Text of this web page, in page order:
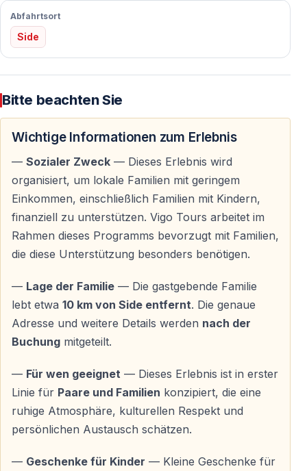
Im Mittelpunkt stehen gemeinsames Essen, Teilen und
Gespräche.
Menüüberblick
Alle Speisen werden frisch im Haus der Familie nach
traditionellen Rezepten zubereitet.
— Verschiedene Vorspeisen (Meze)
— Türkische Hauptgerichte
— Dessert
— Alkoholfreie Getränke inklusive
Diätwünsche
Vegetarische, vegane oder andere spezielle
Ernährungsbedürfnisse können bei vorheriger
Anmeldung berücksichtigt werden.
Tourprogramm und Organisation
Transport
— Anreiseselbstständig mit dem Taxi
Abfahrtsort
Side
Bitte beachten Sie
Wichtige Informationen zum Erlebnis
— Sozialer Zweck — Dieses Erlebnis wird
organisiert, um lokale Familien mit geringem
Einkommen, einschließlich Familien mit Kindern,
finanziell zu unterstützen. Vigo Tours arbeitet im
Rahmen dieses Programms bevorzugt mit Familien,
die diese Unterstützung besonders benötigen.
— Lage der Familie — Die gastgebende Familie
lebt etwa 10 km von Side entfernt. Die genaue
Adresse und weitere Details werden nach der
Buchung mitgeteilt.
— Für wen geeignet — Dieses Erlebnis ist in erster
Linie für Paare und Familien konzipiert, die eine
ruhige Atmosphäre, kulturellen Respekt und
persönlichen Austausch schätzen.
— Geschenke für Kinder — Kleine Geschenke für